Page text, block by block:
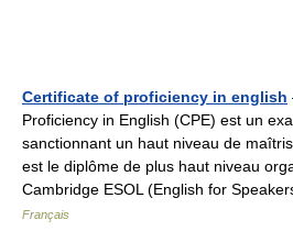
Certificate of proficiency in english
Proficiency in English (CPE) est un
sanctionnant un haut niveau de
est le diplôme de plus haut niveau
Cambridge ESOL (English for
Français